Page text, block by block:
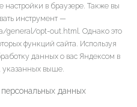
настройки в браузере. Также вы
инструмент —
opt-out.html. Однако это
функций сайта. Используя
данных о вас Яндексом в
указанных выше.
данных